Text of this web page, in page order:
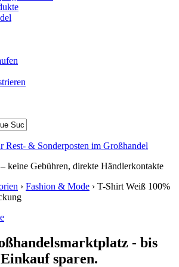
Rest- & Sonderposten im Großhandel
keine Gebühren, direkte Händlerkontakte
› Fashion & Mode › T-Shirt Weiß 100%
- bis
sparen.